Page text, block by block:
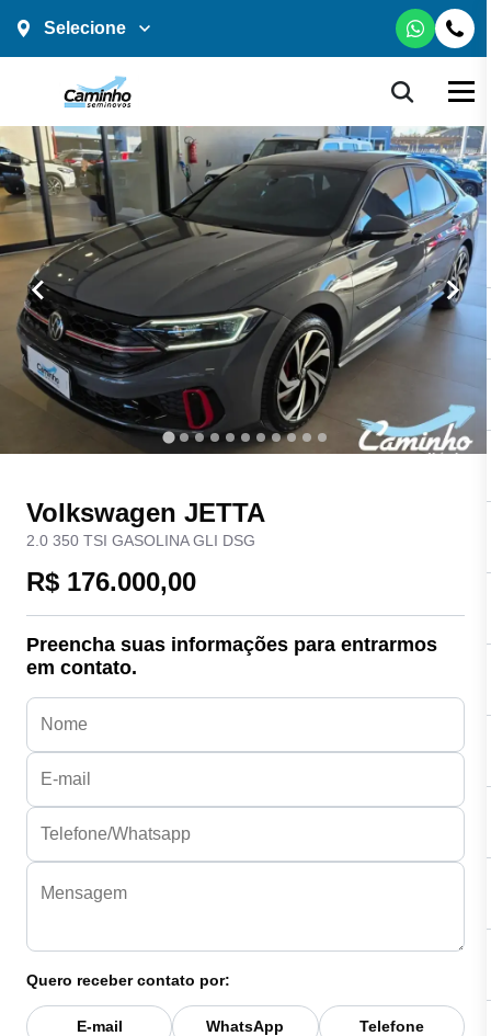
Selecione
Volkswagen JETTA
2.0 350 TSI GASOLINA GLI DSG
R$ 176.000,00
Preencha suas informações para entrarmos
em contato.
Quero receber contato por:
E-mail WhatsApp Telefone